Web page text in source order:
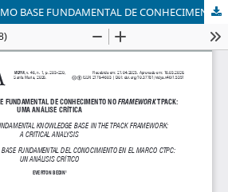
METACOGNIÇÃO COMO BASE FUNDAMENTAL DE CONHECIMENTO NO FRAMEWORK TPACK: UMA ANÁLISE CRÍTICA